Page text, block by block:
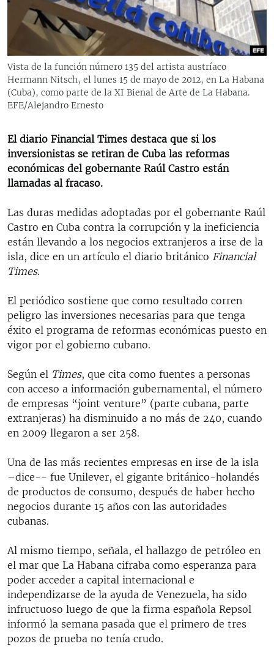
RADIO MARTÍ
ESPECIALES
ESPECIALES
LA REALIDAD DE LA VIVIENDA EN CUBA
SER VIEJO EN CUBA
LOS SANTOS DE HIALEAH
DESINFORMACIÓN RUSA EN AMÉRICA LATINA
LA INVASIÓN DE RUSIA A UCRANIA
MULTIMEDIA
EDITORIALES
SÍGUENOS
Vista de la función número 135 del artista austríaco
Hermann Nitsch, el lunes 15 de mayo de 2012, en La Habana
(Cuba), como parte de la XI Bienal de Arte de La Habana.
EFE/Alejandro Ernesto
El diario Financial Times destaca que si los
inversionistas se retiran de Cuba las reformas
económicas del gobernante Raúl Castro están
llamadas al fracaso.
Las duras medidas adoptadas por el gobernante Raúl
Castro en Cuba contra la corrupción y la ineficiencia
están llevando a los negocios extranjeros a irse de la
isla, dice en un artículo el diario británico Financial
Times.
El periódico sostiene que como resultado corren
peligro las inversiones necesarias para que tenga
éxito el programa de reformas económicas puesto en
vigor por el gobierno cubano.
Según el Times, que cita como fuentes a personas
con acceso a información gubernamental, el número
de empresas “joint venture” (parte cubana, parte
extranjeras) ha disminuido a no más de 240, cuando
en 2009 llegaron a ser 258.
Una de las más recientes empresas en irse de la isla
–dice-- fue Unilever, el gigante británico-holandés
de productos de consumo, después de haber hecho
negocios durante 15 años con las autoridades
cubanas.
Al mismo tiempo, señala, el hallazgo de petróleo en
el mar que La Habana cifraba como esperanza para
poder acceder a capital internacional e
independizarse de la ayuda de Venezuela, ha sido
infructuoso luego de que la firma española Repsol
informó la semana pasada que el primero de tres
pozos de prueba no tenía crudo.